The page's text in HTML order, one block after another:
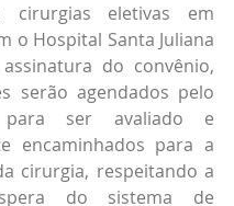
cirurgias eletivas em
o Hospital Santa Juliana
do convênio,
serão agendados pelo
para ser avaliado e
encaminhados para a
cirurgia, respeitando a
do sistema de